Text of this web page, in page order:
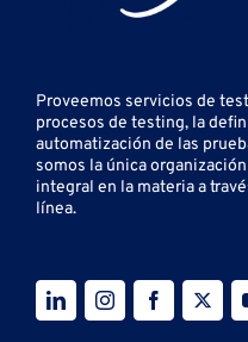
Proveemos servicios de
procesos de testing, la
automatización de las
somos la única
integral en la materia a
línea.